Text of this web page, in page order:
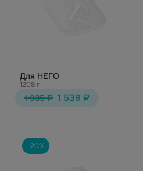
Для НЕГО
1208 г
1 935 ₽ 1 539 ₽
-20%